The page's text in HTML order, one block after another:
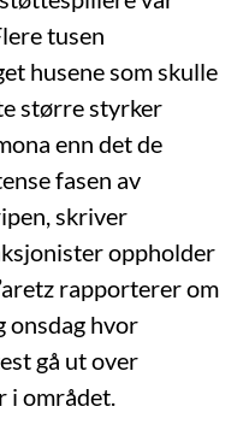
tusen
husene som skulle
større styrker
enn det de
fasen av
skriver
oppholder
rapporterer om
onsdag hvor
gå ut over
i området.